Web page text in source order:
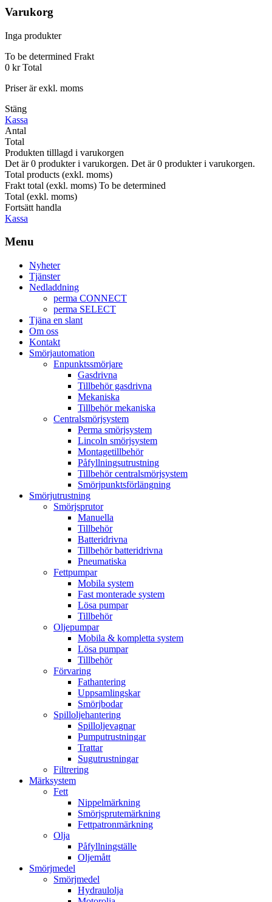
Varukorg
Inga produkter
To be determined Frakt
0 kr Total
Priser är exkl. moms
Stäng
Kassa
Antal
Total
Produkten tilllagd i varukorgen
Det är0 produkter i varukorgen. Det är0 produkter i varukorgen.
Total products (exkl. moms)
Frakt total (exkl. moms) To be determined
Total (exkl. moms)
Fortsätt handla
Kassa
Menu
Nyheter
Tjänster
Nedladdning
perma CONNECT
perma SELECT
Tjäna en slant
Om oss
Kontakt
Smörjautomation
Enpunktssmörjare
Gasdrivna
Tillbehör gasdrivna
Mekaniska
Tillbehör mekaniska
Centralsmörjsystem
Perma smörjsystem
Lincoln smörjsystem
Montagetillbehör
Påfyllningsutrustning
Tillbehör centralsmörjsystem
Smörjpunktsförlängning
Smörjutrustning
Smörjsprutor
Manuella
Tillbehör
Batteridrivna
Tillbehör batteridrivna
Pneumatiska
Fettpumpar
Mobila system
Fast monterade system
Lösa pumpar
Tillbehör
Oljepumpar
Mobila & kompletta system
Lösa pumpar
Tillbehör
Förvaring
Fathantering
Uppsamlingskar
Smörjbodar
Spilloljehantering
Spilloljevagnar
Pumputrustningar
Trattar
Sugutrustningar
Filtrering
Märksystem
Fett
Nippelmärkning
Smörjsprutemärkning
Fettpatronmärkning
Olja
Påfyllningställe
Oljemått
Smörjmedel
Smörjmedel
Hydraulolja